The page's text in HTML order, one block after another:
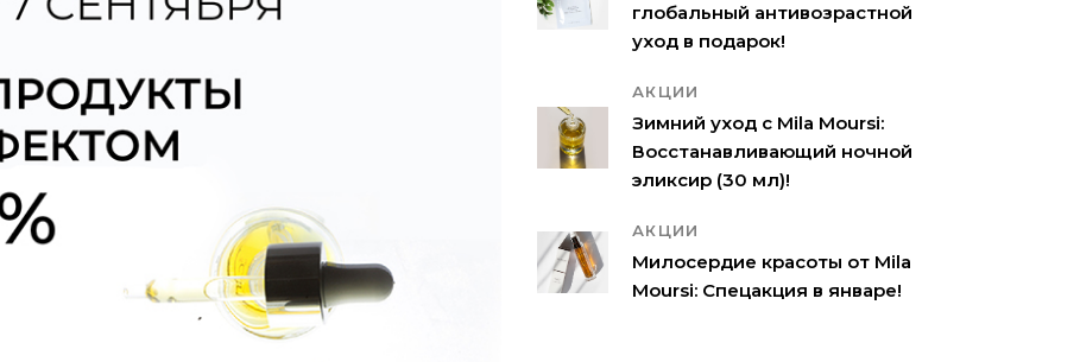
глобальный антивозрастной
уход в подарок!
АКЦИИ
Зимний уход с Mila Moursi:
Восстанавливающий ночной
эликсир (30 мл)!
АКЦИИ
Милосердие красоты от Mila
Moursi: Спецакция в январе!